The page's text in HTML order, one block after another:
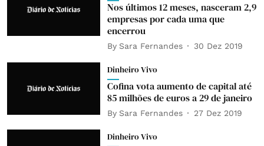
Nos últimos 12 meses, nasceram 2,9
empresas por cada uma que
encerrou
By Sara Fernandes 30 Dez 2019
Dinheiro Vivo
Cofina vota aumento de capital até
85 milhões de euros a 29 de janeiro
By Sara Fernandes 27 Dez 2019
Dinheiro Vivo